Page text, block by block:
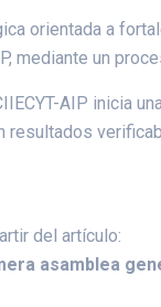
orientada a
mediante un
AIP inicia
resultados
del artículo:
asamblea